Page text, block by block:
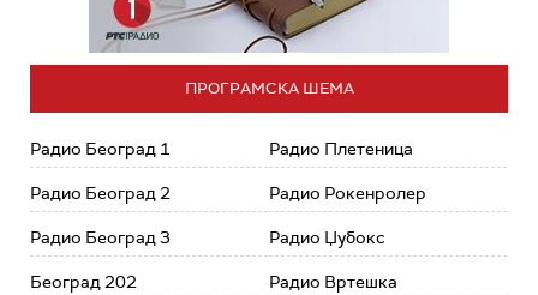
ПРОГРАМСКА ШЕМА
Радио Београд 1
Радио Београд 2
Радио Београд 3
Београд 202
Радио Плетеница
Радио Рокенролер
Радио Џубокс
Радио Вртешка